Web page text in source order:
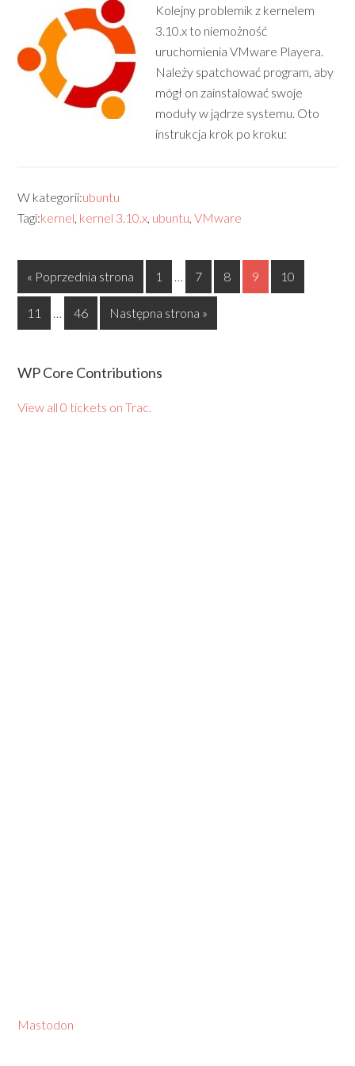
Kolejny problemik z kernelem
3.10.x to niemożność
uruchomienia VMware Playera.
Należy spatchować program, aby
mógł on zainstalować swoje
moduły w jądrze systemu. Oto
instrukcja krok po kroku:
W kategorii:ubuntu
Tagi:kernel, kernel 3.10.x, ubuntu,VMware
« Poprzednia strona 1 … 7 8 9 10
11 … 46 Następna strona »
WP Core Contributions
View all 0 tickets on Trac.
Mastodon